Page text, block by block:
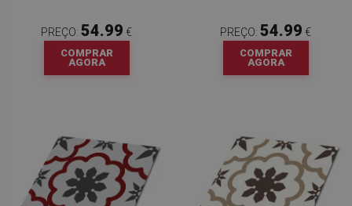
PREÇO: 54.99 €
COMPRAR
AGORA
PREÇO: 54.99 €
COMPRAR
AGORA